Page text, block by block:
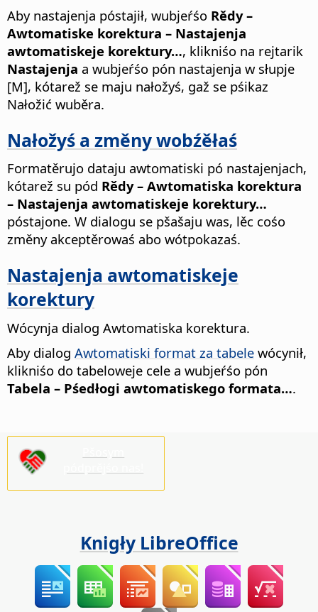
Aby nastajenja póstajił, wubjeŕśo Rědy –
Awtomatiske korektura – Nastajenja
awtomatiskeje korektury…, klikniśo na rejtarik
Nastajenja a wubjeŕśo pón nastajenja w słupje
[M], kótarež se maju nałožyś, gaž se pśikaz
Nałožić wuběra.
Nałožyś a změny wobźěłaś
Formatěrujo dataju awtomatiski pó nastajenjach,
kótarež su pód Rědy – Awtomatiska korektura
– Nastajenja awtomatiskeje korektury…
póstajone. W dialogu se pšašaju was, lěc cośo
změny akceptěrowaś abo wótpokazaś.
Nastajenja awtomatiskeje
korektury
Wócynja dialog Awtomatiska korektura.
Aby dialog Awtomatiski format za tabele wócynił,
klikniśo do tabeloweje cele a wubjeŕśo pón
Tabela – Pśedłogi awtomatiskego formata….
Knigły LibreOffice